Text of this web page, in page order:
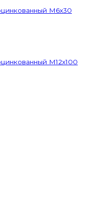
M6х30
M12х100